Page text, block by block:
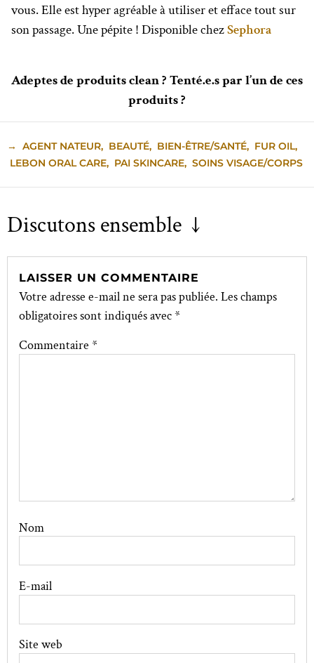
vous. Elle est hyper agréable à utiliser et efface tout sur
son passage. Une pépite ! Disponible chezSephora
Adeptes de produits clean ? Tenté.e.s par l’un de ces
produits ?
→ AGENT NATEUR, BEAUTÉ, BIEN-ÊTRE/SANTÉ, FUR OIL,
LEBON ORAL CARE, PAI SKINCARE, SOINS VISAGE/CORPS
Discutons ensemble ↓
LAISSER UN COMMENTAIRE
Votre adresse e-mail ne sera pas publiée. Les champs
obligatoires sont indiqués avec*
Commentaire *
Nom
E-mail
Site web